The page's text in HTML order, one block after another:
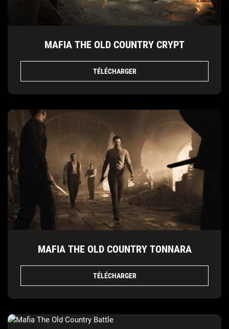
MAFIA THE OLD COUNTRY CRYPT
TÉLÉCHARGER
MAFIA THE OLD COUNTRY TONNARA
TÉLÉCHARGER